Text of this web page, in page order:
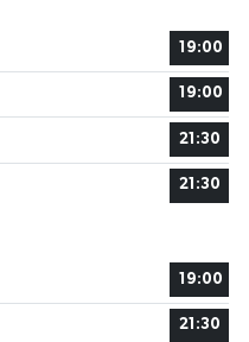
19:00
19:00
21:30
21:30
19:00
21:30